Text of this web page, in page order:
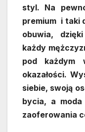
styl. Na
premium i taki
obuwia,
każdy
pod każdym
okazałości.
siebie, swoją
bycia, a moda
zaoferowania